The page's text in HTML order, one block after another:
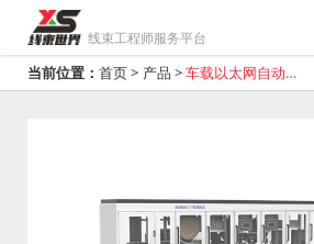
线束工程师服务平台
当前位置： 首页> 产品 >车载以太网自动化